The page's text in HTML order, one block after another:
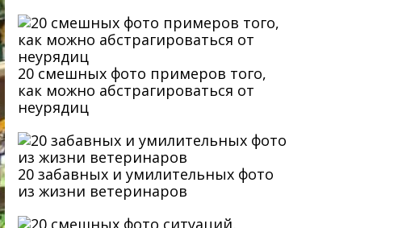
20 смешных фото примеров того,
как можно абстрагироваться от
неурядиц
20 забавных и умилительных фото
из жизни ветеринаров